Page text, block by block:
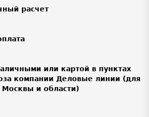
расчет
или картой в пунктах
компании Деловые линии (для
и области)